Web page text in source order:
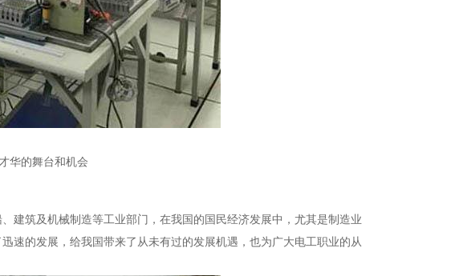
华的舞台和机会
建筑及机械制造等工业部门，在我国的国民经济发展中，尤其是制造业
速的发展，给我国带来了从未有过的发展机遇，也为广大电工职业的从